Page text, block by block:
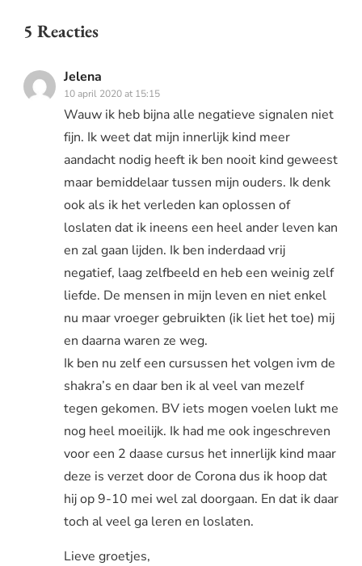
5 Reacties
Jelena
10 april 2020 at 15:15
Wauw ik heb bijna alle negatieve signalen niet
fijn. Ik weet dat mijn innerlijk kind meer
aandacht nodig heeft ik ben nooit kind geweest
maar bemiddelaar tussen mijn ouders. Ik denk
ook als ik het verleden kan oplossen of
loslaten dat ik ineens een heel ander leven kan
en zal gaan lijden. Ik ben inderdaad vrij
negatief, laag zelfbeeld en heb een weinig zelf
liefde. De mensen in mijn leven en niet enkel
nu maar vroeger gebruikten (ik liet het toe) mij
en daarna waren ze weg.
Ik ben nu zelf een cursussen het volgen ivm de
shakra’s en daar ben ik al veel van mezelf
tegen gekomen. BV iets mogen voelen lukt me
nog heel moeilijk. Ik had me ook ingeschreven
voor een 2 daase cursus het innerlijk kind maar
deze is verzet door de Corona dus ik hoop dat
hij op 9-10 mei wel zal doorgaan. En dat ik daar
toch al veel ga leren en loslaten.
Lieve groetjes,